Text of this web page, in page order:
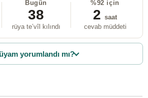
Bugün
38
rüya te’vîl kılındı
%92 için
2 saat
cevab müddeti
yorumlandı mı?